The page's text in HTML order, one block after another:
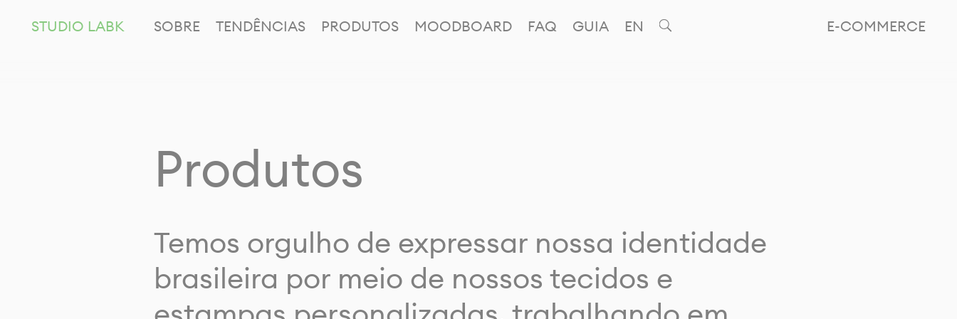
E-COMMERCE
STUDIO LABK SOBRE TENDÊNCIAS PRODUTOS MOODBOARD FAQ GUIA EN
Produtos
Temos orgulho de expressar nossa identidade
brasileira por meio de nossos tecidos e